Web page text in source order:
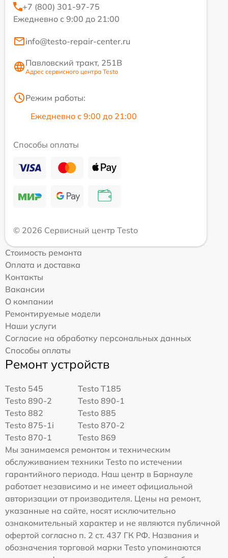
+7 (800) 301-97-75
Ежедневно с 9:00 до 21:00
info@testo-repair-center.ru
Павловский тракт, 251В
Адрес сервисного центра Testo
Режим работы:
Ежедневно с 9:00 до 21:00
Способы оплаты
© 2026 Сервисный центр Testo
Стоимость ремонта
Оплата и доставка
Контакты
Вакансии
О компании
Ремонтируемые модели
Наши услуги
Согласие на обработку персональных данных
Способы оплаты
Ремонт устройств
Testo 545
Testo T185
Testo 890-2
Testo 890-1
Testo 882
Testo 885
Testo 875-1i
Testo 870-2
Testo 870-1
Testo 869
Мы занимаемся ремонтом и техническим
обслуживанием техники Testo по истечении
гарантийного периода. Наш центр в Барнауле
работает независимо и не имеет официальной
авторизации от производителя. Цены на ремонт,
указанные на сайте, носят исключительно
ознакомительный характер и не являются публичной
офертой согласно п. 2 ст. 437 ГК РФ. Названия и
обозначения торговой марки Testo упоминаются